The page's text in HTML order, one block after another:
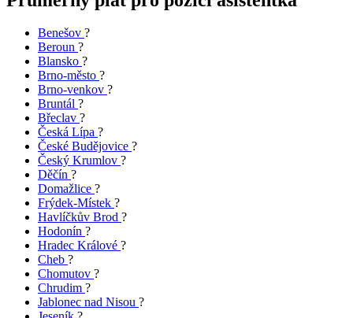
Benešov ?
Beroun ?
Blansko ?
Brno-město ?
Brno-venkov ?
Bruntál ?
Břeclav ?
Česká Lípa ?
České Budějovice ?
Český Krumlov ?
Děčín ?
Domažlice ?
Frýdek-Místek ?
Havlíčkův Brod ?
Hodonín ?
Hradec Králové ?
Cheb ?
Chomutov ?
Chrudim ?
Jablonec nad Nisou ?